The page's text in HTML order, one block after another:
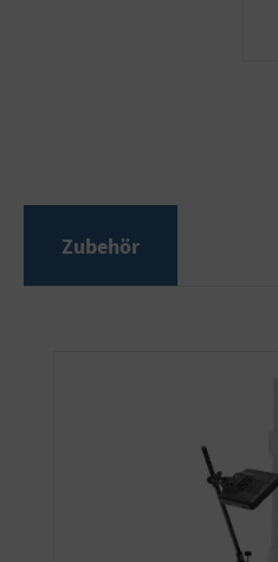
Zubehör